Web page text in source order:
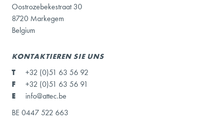
Oostrozebekestraat 30
8720 Markegem
Belgium
KONTAKTIEREN SIE UNS
T
+32 (0)51 63 56 92
F
+32 (0)51 63 56 91
E
info@attec.be
BE 0447 522 663